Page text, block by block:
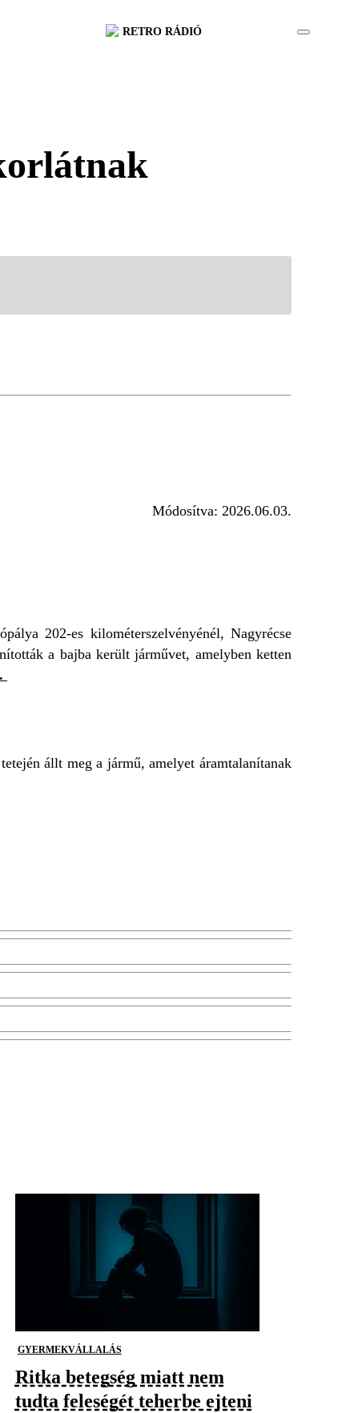
RETRO RÁDIÓ
Módosítva: 2026.06.03.
202-es kilométerszelvényénél, Nagyrécse
a bajba került járművet, amelyben ketten
állt meg a jármű, amelyet áramtalanítanak
GYERMEKVÁLLALÁS
Ritka betegség miatt nem
tudta feleségét teherbe ejteni